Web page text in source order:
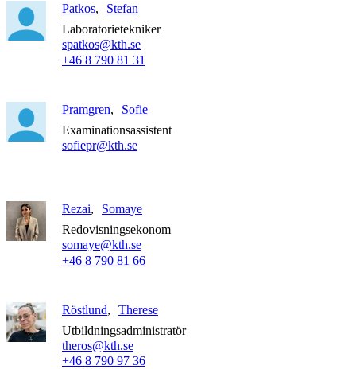
Patkos
Stefan
Laboratorietekniker
spatkos@kth.se
+46 8 790 81 31
Pramgren
Sofie
Examinationsassistent
sofiepr@kth.se
Rezai
Somaye
Redovisningsekonom
somaye@kth.se
+46 8 790 81 66
Röstlund
Therese
Utbildningsadministratör
theros@kth.se
+46 8 790 97 36